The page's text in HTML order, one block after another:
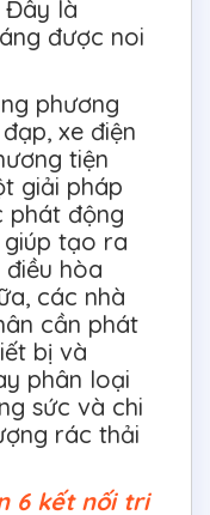
Đây là
được noi
phương
xe điện
tiện
giải pháp
phát động
tạo ra
hòa
các nhà
cần phát
bị và
phân loại
sức và chi
rác thải
6 kết nối tri